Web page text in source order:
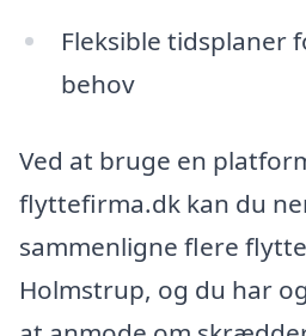
Fleksible tidsplaner
behov
Ved at bruge en
flyttefirma.dk kan du
sammenligne flere
Holmstrup, og du har